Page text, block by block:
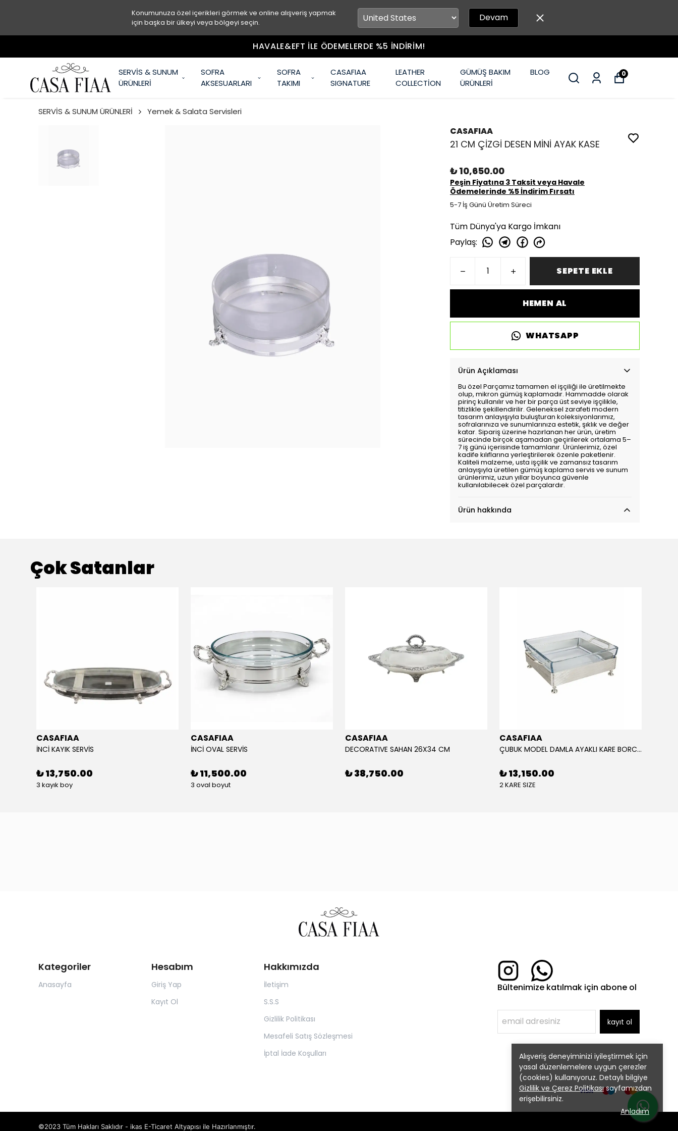
Konumunuza özel içerikleri görmek ve online alışveriş yapmak
için başka bir ülkeyi veya bölgeyi seçin.
Devam
HAVALE&EFT İLE ÖDEMELERDE %5 İNDİRİM!
SERVİS & SUNUM
ÜRÜNLERİ
SOFRA
AKSESUARLARI
SOFRA
TAKIMI
CASAFIAA
SIGNATURE
LEATHER
COLLECTİON
GÜMÜŞ BAKIM
ÜRÜNLERİ
BLOG 0
Alışveriş deneyiminizi iyileştirmek için
yasal düzenlemelere uygun çerezler
(cookies) kullanıyoruz. Detaylı bilgiye
Gizlilik ve Çerez Politikasısayfamızdan
erişebilirsiniz.
Anladım
SERVİS & SUNUM ÜRÜNLERİ Yemek & Salata Servisleri
CASAFIAA
21 CM ÇİZGİ DESEN MİNİ AYAK KASE
₺ 10,650.00
Peşin Fiyatına 3 Taksit veya Havale
Ödemelerinde %5 İndirim Fırsatı
5-7 İş Günü Üretim Süreci
Tüm Dünya'ya Kargo İmkanı
Paylaş:
SEPETE EKLE
HEMEN AL
WHATSAPP
Ürün Açıklaması
Bu özel Parçamız tamamen el işçiliği ile üretilmekte
olup, mikron gümüş kaplamadır. Hammadde olarak
pirinç kullanılır ve her bir parça üst seviye işçilikle,
titizlikle şekillendirilir. Geleneksel zarafeti modern
tasarım anlayışıyla buluşturan koleksiyonlarımız,
sofralarınıza ve sunumlarınıza estetik, şıklık ve değer
katar. Sipariş üzerine hazırlanan her ürün, üretim
sürecinde birçok aşamadan geçirilerek ortalama 5–
7 iş günü içerisinde tamamlanır. Ürünlerimiz, özel
kadife kılıflarına yerleştirilerek özenle paketlenir.
Kaliteli malzeme, usta işçilik ve zamansız tasarım
anlayışıyla üretilen gümüş kaplama servis ve sunum
ürünlerimiz, uzun yıllar boyunca güvenle
kullanılabilecek özel parçalardır.
Ürün hakkında
Çok Satanlar
CASAFIAA
İNCİ KAYIK SERVİS
₺ 13,750.00
3 kayık boy
CASAFIAA
İNCİ OVAL SERVİS
₺ 11,500.00
3 oval boyut
CASAFIAA
DECORATIVE SAHAN 26X34 CM
₺ 38,750.00
CASAFIAA
ÇUBUK MODEL DAMLA AYAKLI KARE BORCAM
₺ 13,150.00
2 KARE SIZE
Kategoriler
Anasayfa
Hesabım
Giriş Yap
Kayıt Ol
Hakkımızda
İletişim
S.S.S
Gizlilik Politikası
Mesafeli Satış Sözleşmesi
İptal İade Koşulları
Bültenimize katılmak için abone ol
kayıt ol
©2023 Tüm Hakları Saklıdır - ikas E-Ticaret Altyapısı ile Hazırlanmıştır.